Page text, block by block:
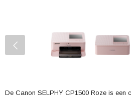
De Canon SELPHY CP1500 Roze is een